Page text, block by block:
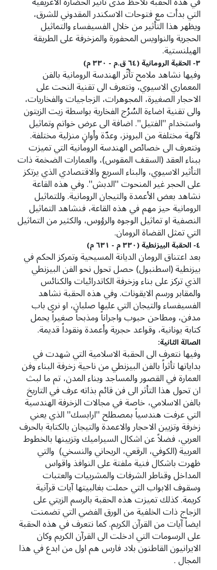
التي بدأت مع فتوحات الاسكندر المقدوني للشرق،
ويظهر هذا التأثير من خلال الفسيفساء والتماثيل
الحجرية والنواويس المحفورة والمزخرفة على الطريقة
الهيلنستية.
٣- الحقبة الرومانية (٦٤ ق.م - ٣٣٠ م)
وفيها نشاهد ملامح تأثّر الهندسة الرومانية بالفن
المعماري الاسيوي، ونتعرف الى تقنية النحت على
الاحجار الصغيرة، المجوهرات، الزجاجيات والفخاريات،
والى تقنية اضاءة السُرُج الفخارية بواسطة زيت الزيتون
واستخدام ''الفتيل''. اضافة الى عرض خواتم وتماثيل
لآلهة مختلفة من البرونز، وعدّة وأوانٍ منزلية مختلفة.
ونتعرف الى خصائص الهندسة الرومانية التي تميزت
ببناء العقد (السقف المقوس)، والعمارات الضخمة ذات
التأثير الاسيوي، والبناء السريع والاقتصادي الذي يرتكز
على الحجر غير المنحوت ''الدبش''. وفي هذه القاعة
نشاهد بعض الأعمدة والتيجان الرومانية. وللتماثيل
الرومانية حيز مهم في هذه القاعة، فنشاهد التماثيل
النصفية او تماثيل الوجوه والرؤوس، والكثير من التماثيل
التي تمثل القضاة الرومان.
٤- الحقبة البيزنطية (٣٣٠ م - ٦٣١ م)
بعد اعتناق الرومان الديانة المسيحية وتمركز الحكم في
بيزنطية (اسطنبول) حصل تحول نحو الفن البيزنطي
الذي تركز على بناء وزخرفة الكاتدرائيات والكنائس
والمقابر ورسم الايقونات. وفي هذه الحقبة نشاهد
الفسيفساء والتيجان التي عليها صلبان، او نرى باب
مدفن، ومطاحن حبوب واجراناً ومذبحاً صغيراً يحمل
كتابة يونانية، وقواعد حجرية وأعمدة ونقوداً قديمة.
الصالة الثانية:
وفيها نتعرف الى الحقبة الاسلامية التي شهدت في
بداياتها تأثراً بالفن البيزنطي من ناحية زخرفة البناء وفن
العمارة في القصور والمساجد وبناء المدن، تم ما لبث
ان تحول هذا التأثر الى فن قائم بذاته عرف في التاريخ
بالفن الاسلامي، خاصة في مجالات الزخرفة الهندسية
التي عرفت هندسياً بمصطلح ''ارابسك'' الذي يعني
زخرفة وتزيين الاحجار والاعمدة والتيجان بالكتابة بالحرف
العربي، فضلاً عن اشكال السيراميك وتزيينها بالخطوط
العربية (الكوفي، الرقعي، الريحاني والنسخي) والتي
ظهرت باشكال فنية ملفتة على النوافذ واقواس
المداخل وقناطر الشرفات والمشربيات والعتبات
وسقوف الابواب التي حملت بغالبيتها آيات قرآنية
كريمة. كذلك تميزت هذه الحقبة بالرسم الزيتي على
الزجاج ذات الخلفية من الورق الفضي التي تضمنت
ايضاً آيات من القرآن الكريم. كما نتعرف في هذه الحقبة
على الرسومات التي ادخلت الى القرآن الكريم وكان
الايرانيون القاطنون بلاد فارس هم اول من ابدع في هذا
المجال .